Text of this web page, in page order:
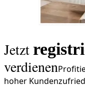
Jetzt
verdienen
hoher